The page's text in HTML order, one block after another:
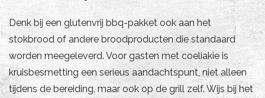
Denk bij een glutenvrij bbq-pakket ook aan het
stokbrood of andere broodproducten die standaard
worden meegeleverd. Voor gasten met coeliakie is
kruisbesmetting een serieus aandachtspunt, niet alleen
tijdens de bereiding, maar ook op de grill zelf. Wijs bij het